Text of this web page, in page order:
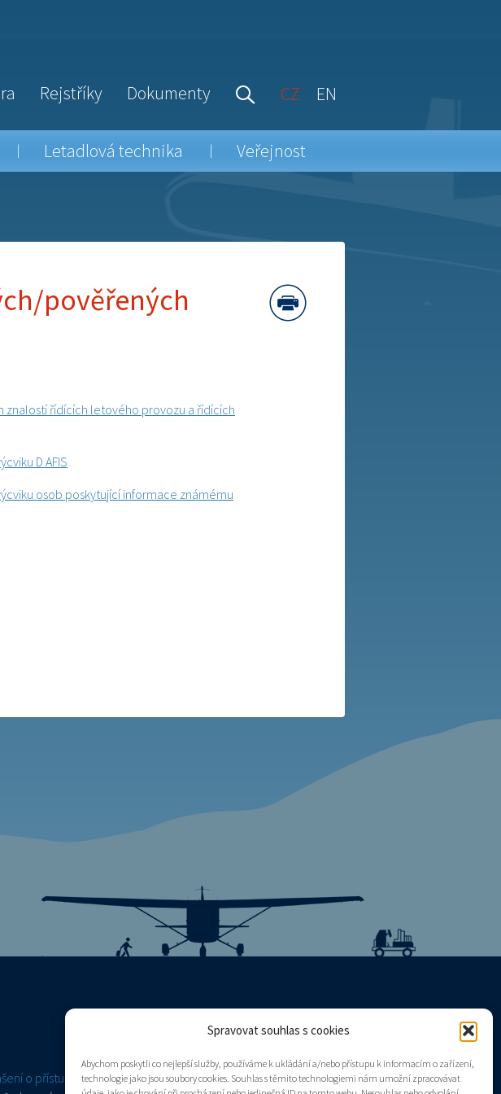
Spravovat souhlas s cookies
Abychom poskytli co nejlepší služby, používáme k ukládání a/nebo přístupu k informacím o zařízení,
technologie jako jsou soubory cookies. Souhlas s těmito technologiemi nám umožní zpracovávat
Rejstříky Dokumenty CZ EN
Letadlová technika Veřejnost
pověřených
znalostí řídících letového provozu a řídících
D AFIS
osob poskytující informace známému
o přístupnosti Zásady cookies (EU)